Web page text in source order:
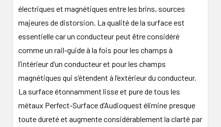
électriques et magnétiques entre les brins, sources
majeures de distorsion. La qualité de la surface est
essentielle car un conducteur peut être considéré
comme un rail-guide à la fois pour les champs à
l’intérieur d’un conducteur et pour les champs
magnétiques qui s’étendent à l’extérieur du conducteur.
La surface étonnamment lisse et pure de tous les
métaux Perfect-Surface d’Audioquest élimine presque
toute dureté et augmente considérablement la clarté par